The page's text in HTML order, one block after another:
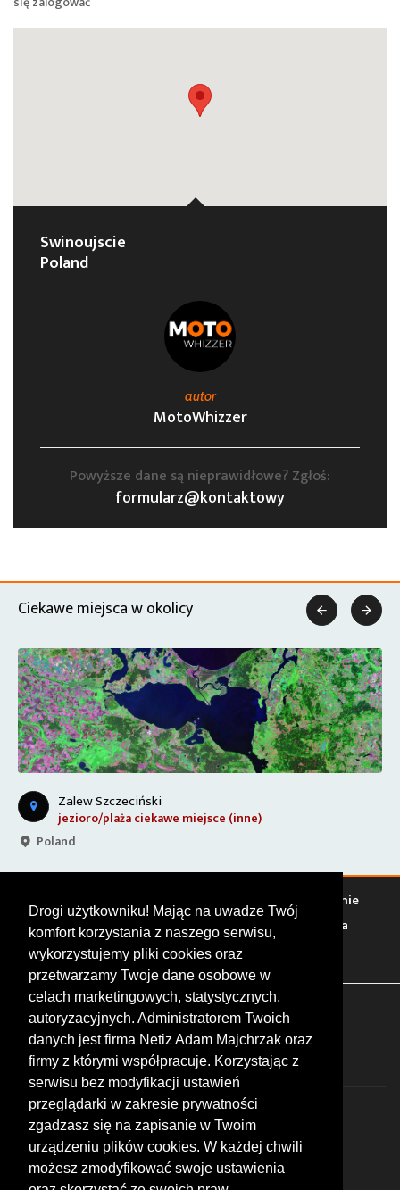
Drogi użytkowniku! Mając na uwadze Twój
komfort korzystania z naszego serwisu,
wykorzystujemy pliki cookies oraz
przetwarzamy Twoje dane osobowe w
celach marketingowych, statystycznych,
autoryzacyjnych. Administratorem Twoich
danych jest firma Netiz Adam Majchrzak oraz
firmy z którymi współpracuje. Korzystając z
serwisu bez modyfikacji ustawień
przeglądarki w zakresie prywatności
zgadzasz się na zapisanie w Twoim
urządzeniu plików cookies. W każdej chwili
możesz zmodyfikować swoje ustawienia
Swinoujscie
Poland
autor
MotoWhizzer
Powyższe dane są nieprawidłowe? Zgłoś:
formularz@kontaktowy
Ciekawe miejsca w okolicy
Zalew Szczeciński
jezioro/plażaciekawe miejsce (inne)
Poland
 
Warto zobaczyć Serwisy Stacje paliw
Jedzenie
Bary Zakwaterowanie Tory Zloty Rajdy
Spotkania
Targi Giełdy Szkolenia
FOLLOW US
© 2026 by MotoWhizzer.com